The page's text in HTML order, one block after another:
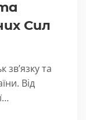
Сил
зв’язку та
Від